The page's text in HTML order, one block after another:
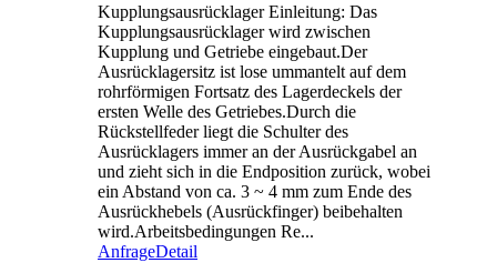
Kupplungsausrücklager Einleitung: Das
Kupplungsausrücklager wird zwischen
Kupplung und Getriebe eingebaut.Der
Ausrücklagersitz ist lose ummantelt auf dem
rohrförmigen Fortsatz des Lagerdeckels der
ersten Welle des Getriebes.Durch die
Rückstellfeder liegt die Schulter des
Ausrücklagers immer an der Ausrückgabel an
und zieht sich in die Endposition zurück, wobei
ein Abstand von ca. 3 ~ 4 mm zum Ende des
Ausrückhebels (Ausrückfinger) beibehalten
wird.Arbeitsbedingungen Re...
AnfrageDetail